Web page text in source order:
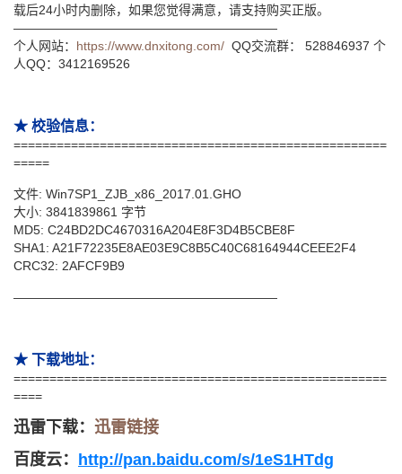
载后24小时内删除，如果您觉得满意，请支持购买正版。
—————————————————————
个人网站： https://www.dnxitong.com/ QQ交流群： 528846937 个
人QQ：3412169526
★ 校验信息：
====================================================
=====
文件: Win7SP1_ZJB_x86_2017.01.GHO
大小: 3841839861 字节
MD5: C24BD2DC4670316A204E8F3D4B5CBE8F
SHA1: A21F72235E8AE03E9C8B5C40C68164944CEEE2F4
CRC32: 2AFCF9B9
—————————————————————
★ 下载地址：
====================================================
====
迅雷下载： 迅雷链接
百度云： http://pan.baidu.com/s/1eS1HTdg